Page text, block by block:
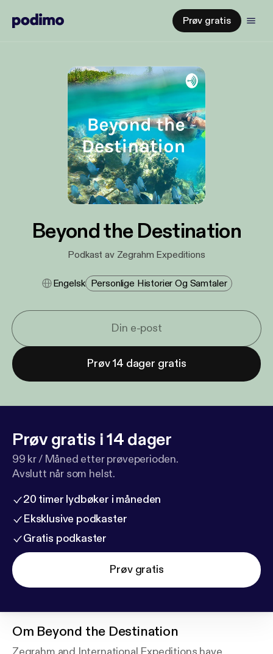
Prøv gratis
Beyond the Destination
Podkast av Zegrahm Expeditions
Engelsk Personlige Historier Og Samtaler
Prøv 14 dager gratis
Prøv gratis i 14 dager
99 kr / Måned etter prøveperioden.
Avslutt når som helst.
20 timer lydbøker i måneden
Eksklusive podkaster
Gratis podkaster
Prøv gratis
Om Beyond the Destination